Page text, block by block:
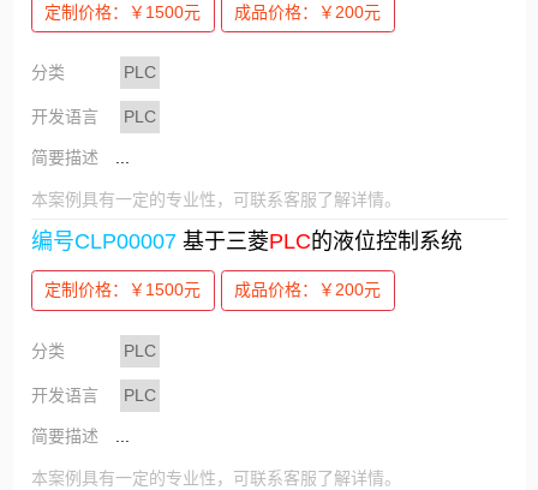
定制价格：￥1500元 成品价格：￥200元
分类 PLC
开发语言 PLC
简要描述
本案例具有一定的专业性，可联系客服了解详情。
编号CLP00007 基于三菱PLC的液位控制系统
定制价格：￥1500元 成品价格：￥200元
分类 PLC
开发语言 PLC
简要描述
本案例具有一定的专业性，可联系客服了解详情。